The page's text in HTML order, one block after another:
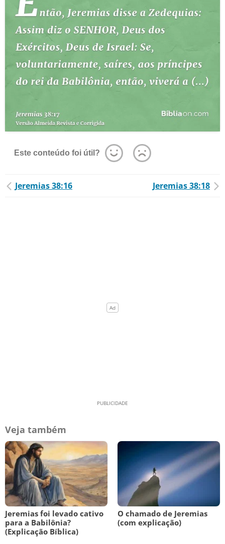
Este conteúdo foi útil?
Jeremias 38:16 Jeremias 38:18
Veja também
Jeremias foi levado cativo
para a Babilônia?
(Explicação Bíblica)
O chamado de Jeremias
(com explicação)